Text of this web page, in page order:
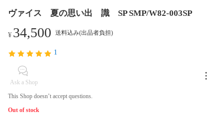
ヴァイス 夏の思い出 識 SP SMP/W82-003SP
¥34,500 送料込み(出品者負担)
1
Ask a Shop
This Shop doesn’t accept questions.
Out of stock